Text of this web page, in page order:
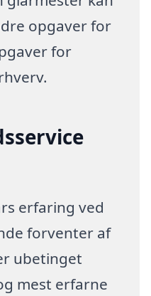
opgaver for
for
erfaring ved
forventer af
ubetinget
mest erfarne